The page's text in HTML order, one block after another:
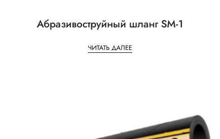
Абразивоструйный шланг SM-1
ЧИТАТЬ ДАЛЕЕ